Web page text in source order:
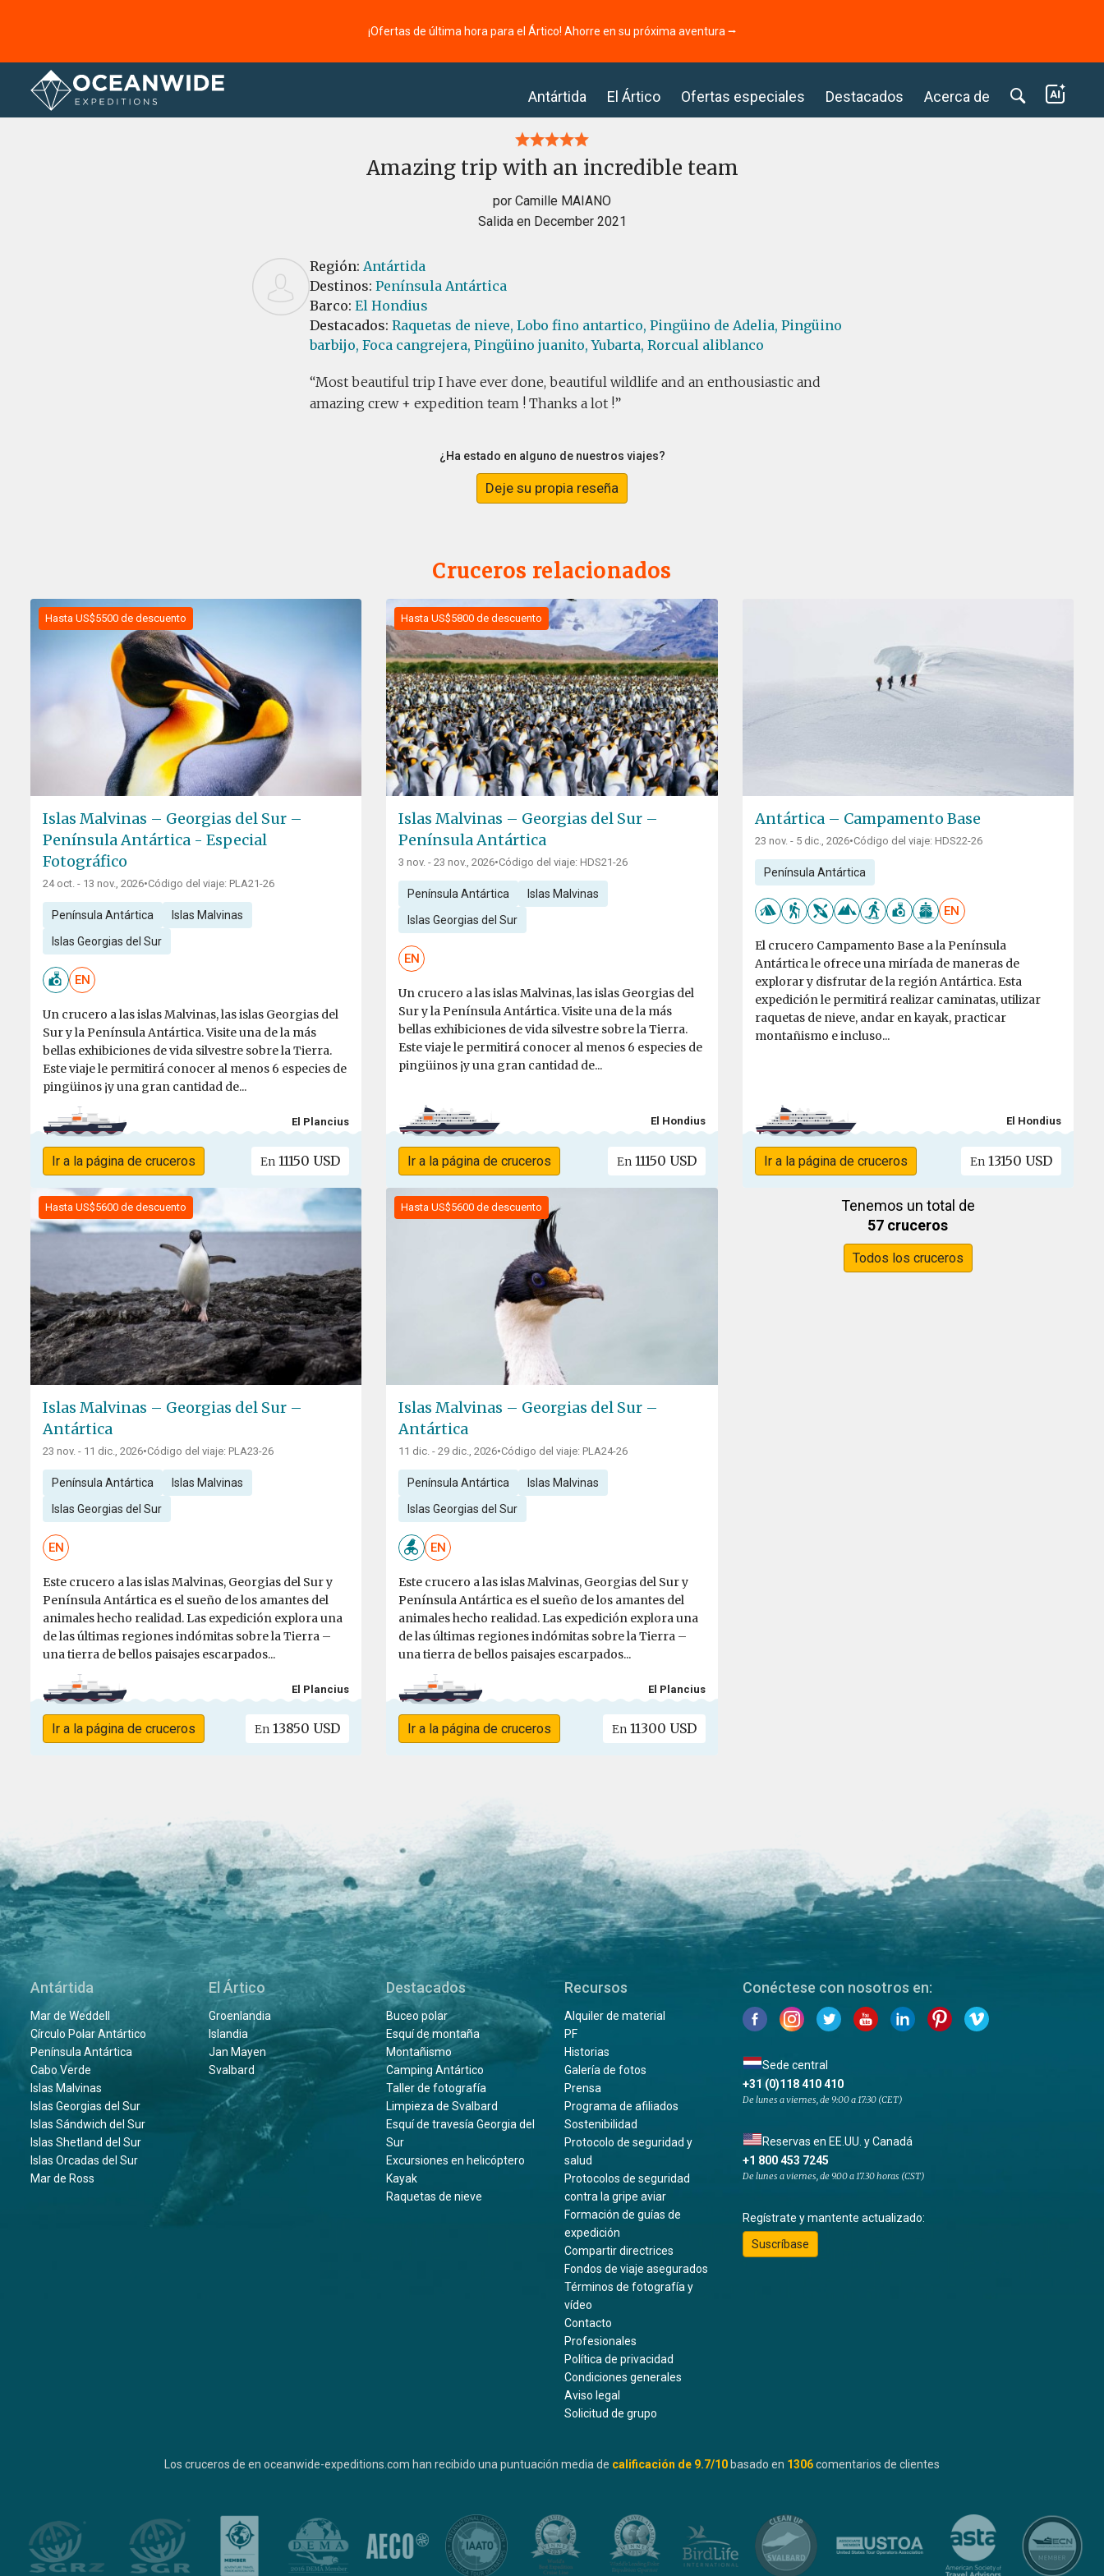
¡Ofertas de última hora para el Ártico! Ahorre en su próxima aventura ⭢
Antártida El Ártico Ofertas especiales Destacados Acerca de
Página principal Reseñas
Amazing trip with an incredible team
por Camille MAIANO
Salida en December 2021
Región: Antártida
Destinos: Península Antártica
Barco: El Hondius
Destacados: Raquetas de nieve, Lobo fino antartico, Pingüino de Adelia, Pingüino
barbijo, Foca cangrejera, Pingüino juanito, Yubarta, Rorcual aliblanco
Most beautiful trip I have ever done, beautiful wildlife and an enthousiastic and
amazing crew + expedition team ! Thanks a lot !
¿Ha estado en alguno de nuestros viajes?
Deje su propia reseña
Cruceros relacionados
Hasta US$5500 de descuento
Islas Malvinas – Georgias del Sur –
Península Antártica - Especial
Fotográfico
24 oct. - 13 nov., 2026•Código del viaje: PLA21-26
Península Antártica Islas Malvinas
Islas Georgias del Sur
EN
Un crucero a las islas Malvinas, las islas Georgias del
Sur y la Península Antártica. Visite una de la más
bellas exhibiciones de vida silvestre sobre la Tierra.
Este viaje le permitirá conocer al menos 6 especies de
pingüinos ¡y una gran cantidad de...
El Plancius
Ir a la página de cruceros En 11150 USD
Hasta US$5800 de descuento
Islas Malvinas – Georgias del Sur –
Península Antártica
3 nov. - 23 nov., 2026•Código del viaje: HDS21-26
Península Antártica Islas Malvinas
Islas Georgias del Sur
EN
Un crucero a las islas Malvinas, las islas Georgias del
Sur y la Península Antártica. Visite una de la más
bellas exhibiciones de vida silvestre sobre la Tierra.
Este viaje le permitirá conocer al menos 6 especies de
pingüinos ¡y una gran cantidad de...
El Hondius
Ir a la página de cruceros En11150 USD
Antártica – Campamento Base
23 nov. - 5 dic., 2026•Código del viaje: HDS22-26
Península Antártica
EN
El crucero Campamento Base a la Península
Antártica le ofrece una miríada de maneras de
explorar y disfrutar de la región Antártica. Esta
expedición le permitirá realizar caminatas, utilizar
raquetas de nieve, andar en kayak, practicar
montañismo e incluso...
El Hondius
Ir a la página de cruceros En 13150 USD
Hasta US$5600 de descuento
Islas Malvinas – Georgias del Sur –
Antártica
23 nov. - 11 dic., 2026•Código del viaje: PLA23-26
Península Antártica Islas Malvinas
Islas Georgias del Sur
EN
Este crucero a las islas Malvinas, Georgias del Sur y
Península Antártica es el sueño de los amantes del
animales hecho realidad. Las expedición explora una
de las últimas regiones indómitas sobre la Tierra –
una tierra de bellos paisajes escarpados...
El Plancius
Ir a la página de cruceros En 13850 USD
Hasta US$5600 de descuento
Islas Malvinas – Georgias del Sur –
Antártica
11 dic. - 29 dic., 2026•Código del viaje: PLA24-26
Península Antártica Islas Malvinas
Islas Georgias del Sur
EN
Este crucero a las islas Malvinas, Georgias del Sur y
Península Antártica es el sueño de los amantes del
animales hecho realidad. Las expedición explora una
de las últimas regiones indómitas sobre la Tierra –
una tierra de bellos paisajes escarpados...
El Plancius
Ir a la página de cruceros En11300 USD
Tenemos un total de
57 cruceros
Todos los cruceros
Antártida
Mar de Weddell
Círculo Polar Antártico
Península Antártica
Cabo Verde
Islas Malvinas
Islas Georgias del Sur
Islas Sándwich del Sur
Islas Shetland del Sur
Islas Orcadas del Sur
Mar de Ross
El Ártico
Groenlandia
Islandia
Jan Mayen
Svalbard
Destacados
Buceo polar
Esquí de montaña
Montañismo
Camping Antártico
Taller de fotografía
Limpieza de Svalbard
Esquí de travesía Georgia del
Sur
Excursiones en helicóptero
Kayak
Raquetas de nieve
Recursos
Alquiler de material
PF
Historias
Galería de fotos
Prensa
Programa de afiliados
Sostenibilidad
Protocolo de seguridad y
salud
Protocolos de seguridad
contra la gripe aviar
Formación de guías de
expedición
Compartir directrices
Fondos de viaje asegurados
Términos de fotografía y
vídeo
Contacto
Profesionales
Política de privacidad
Condiciones generales
Aviso legal
Solicitud de grupo
Conéctese con nosotros en:
Sede central
+31 (0)118 410 410
De lunes a viernes, de 9:00 a 17:30 (CET)
Reservas en EE.UU. y Canadá
+1 800 453 7245
De lunes a viernes, de 9.00 a 17.30 horas (CST)
Regístrate y mantente actualizado:
Suscríbase
Los cruceros de en oceanwide-expeditions.com han recibido una puntuación media de calificación de 9.7/10 basado en 1306comentarios de clientes